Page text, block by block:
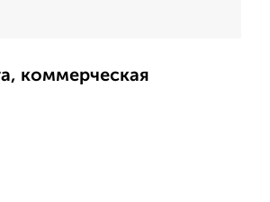
коммерческая